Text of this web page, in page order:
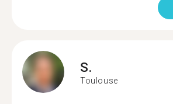
S.
Toulouse